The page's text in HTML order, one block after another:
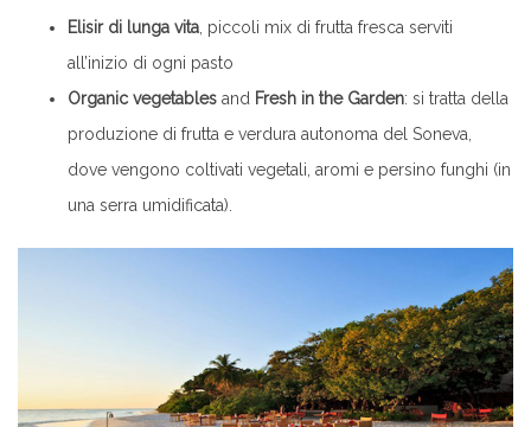
Elisir di lunga vita , piccoli mix di frutta fresca serviti
all’inizio di ogni pasto
Organic vegetables and Fresh in the Garden: si tratta della
produzione di frutta e verdura autonoma del Soneva,
dove vengono coltivati vegetali, aromi e persino funghi (in
una serra umidificata).